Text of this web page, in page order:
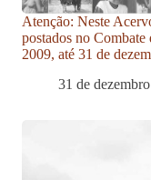
Atenção: Neste
postados no
2009, até 31 de
31 de